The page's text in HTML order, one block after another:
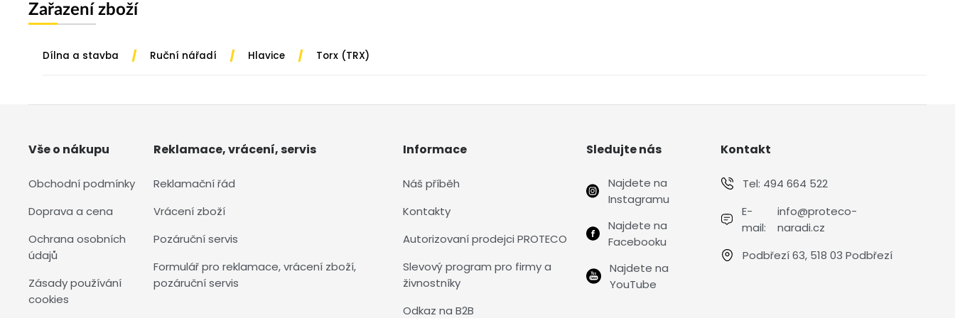
Zařazení zboží
Dílna a stavba / Ruční nářadí / Hlavice / Torx (TRX)
Vše o nákupu
Obchodní podmínky
Doprava a cena
Ochrana osobních
údajů
Zásady používání
cookies
Reklamace, vrácení, servis
Reklamační řád
Vrácení zboží
Pozáruční servis
Formulář pro reklamace, vrácení zboží,
pozáruční servis
Informace
Náš příběh
Kontakty
Autorizovaní prodejci PROTECO
Slevový program pro firmy a
živnostníky
Odkaz na B2B
Sledujte nás
Najdete na
Instagramu
Najdete na
Facebooku
Najdete na
YouTube
Kontakt
Tel: 494 664 522
E-
mail:
info@proteco-
naradi.cz
Podbřezí 63, 518 03 Podbřezí